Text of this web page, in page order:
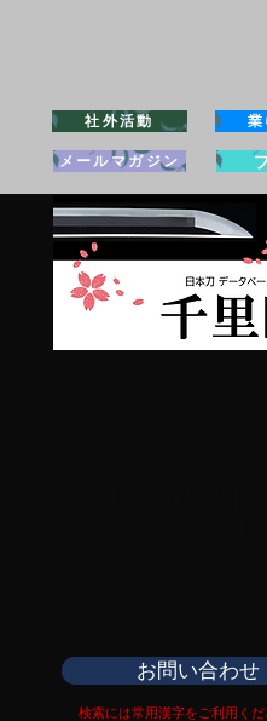
社外活動
メールマガジン
お問い合わせ
検索には常用漢字をご利用くだ